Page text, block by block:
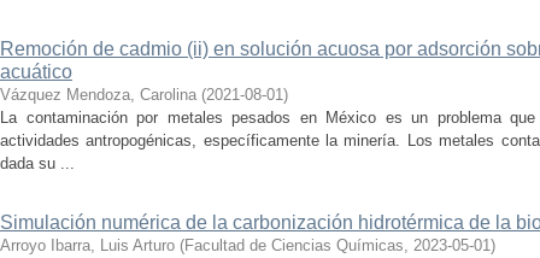
Remoción de cadmio (ii) en solución acuosa por adsorción
acuático
Vázquez Mendoza, Carolina (2021-08-01)
La contaminación por metales pesados en México es un problema
actividades antropogénicas, específicamente la minería. Los metales
dada su ...
Simulación numérica de la carbonización hidrotérmica de la
Arroyo Ibarra, Luis Arturo (Facultad de Ciencias Químicas, 2023-05-01)